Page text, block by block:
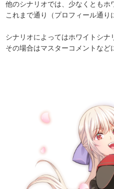
シナリオでは、少なくともホワ
まで通り（プロフィール通りに
リオによってはホワイトシナリ
場合はマスターコメントなどに